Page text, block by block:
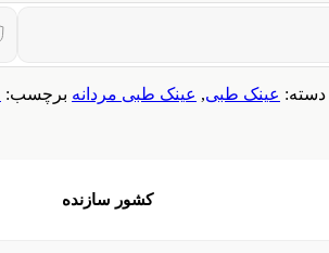
دسته: عینک طبی, عینک طبی مردانه برچسب:
کشور سازنده